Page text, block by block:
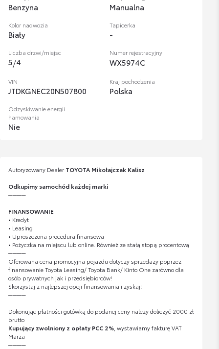
Benzyna Manualna
Kolor nadwozia
Biały
Tapicerka
-
Liczba drzwi/miejsc
5/4
Numer rejestracyjny
WX5974C
VIN
JTDKGNEC20N507800
Kraj pochodzenia
Polska
Odzyskiwanie energii
hamowania
Nie
Autoryzowany Dealer TOYOTA Mikołajczak Kalisz
Odkupimy samochód każdej marki
────
FINANSOWANIE
• Kredyt
• Leasing
• Uproszczona procedura finansowa
• Pożyczka na miejscu lub online. Również ze stałą stopą procentową
────
Oferowana cena promocyjna pojazdu dotyczy sprzedaży poprzez
finansowanie Toyota Leasing/ Toyota Bank/ Kinto One zarówno dla
osób prywatnych jak i przedsiębiorców!
Skorzystaj z najlepszej opcji finansowania i zyskaj!
────
Dokonując płatności gotówką do podanej ceny należy doliczyć 2000 zł
brutto
Kupujący zwolniony z opłaty PCC 2%, wystawiamy fakturę VAT
Marża
────